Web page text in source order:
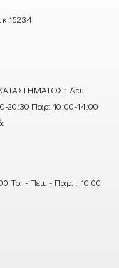
15234
: Δευ -
20:30 Παρ: 10:00-14:00
Τρ. - Πεμ. - Παρ. : 10:00